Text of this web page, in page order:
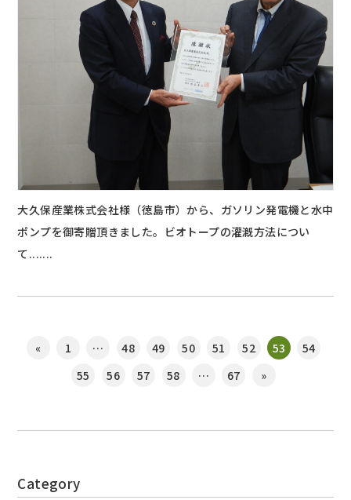
大久保産業株式会社様（徳島市）から、ガソリン発電機と水中
ポンプを御寄贈頂きました。ビオトープの灌漑方法につい
て.......
« 1 … 48 49 50 51 52 53
54
55
56 57 58 … 67 »
Category